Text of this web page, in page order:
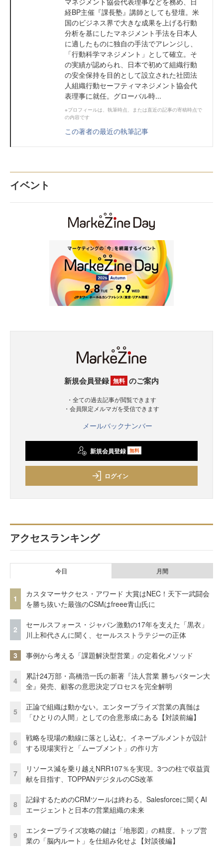
経BP主催『課長塾』講師としても登壇。米
国のビジネス界で大きな成果を上げる行動
分析を基にしたマネジメント手法を日本人
に適したものに独自の手法でアレンジし、
「行動科学マネジメント」として確立。そ
の実績が認められ、日本で初めて組織行動
の安全保持を目的として設立された社団法
人組織行動セーフティマネジメント協会代
表理事に就任。グローバル時...
※プロフィールは、執筆時点、または直近の記事の寄稿時点で
の内容です
この著者の最近の執筆記事
イベント
新規会員登録 無料 のご案内
・全ての過去記事が閲覧できます
・会員限定メルマガを受信できます
メールバックナンバー
新規会員登録 無料
ログイン
アクセスランキング
今日 月間
1
カスタマーサクセス・アワード 大賞はNEC！天下一武闘会
を勝ち抜いた最強のCSMはfreee青山氏に
2
セールスフォース・ジャパン激動の17年を支えた「黒衣」
川上和代さんに聞く、セールスストラテジーの正体
3 事例から考える「課題解決型営業」の定着化メソッド
4
累計24万部・高橋浩一氏の新著『法人営業 勝ちパターン大
全』発売、顧客の意思決定プロセスを完全解明
5
正論で組織は動かない。エンタープライズ営業の真髄は
「ひとりの人間」としての合意形成にある【対談前編】
6
戦略を現場の動線に落とし込む。イネーブルメントが設計
する現場実行と「ムーブメント」の作り方
7
リソース減を乗り越えNRR107％を実現。3つの柱で収益貢
献を目指す、TOPPANデジタルのCS改革
8
記録するためのCRMツールは終わる。Salesforceに聞くAI
エージェントと日本の営業組織の未来
9
エンタープライズ攻略の鍵は「地形図」の精度。トップ営
業の「脳内ルート」を仕組み化せよ【対談後編】